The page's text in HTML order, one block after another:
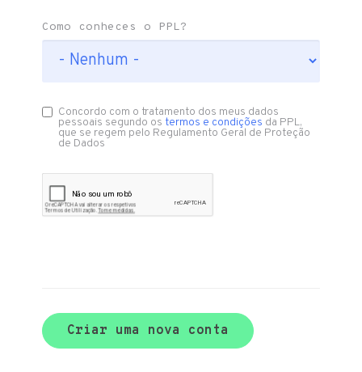
Como conheces o PPL?
Concordo com o tratamento dos meus dados
pessoais segundo ostermos e condições da PPL,
que se regem pelo Regulamento Geral de Proteção
de Dados
Criar uma nova conta